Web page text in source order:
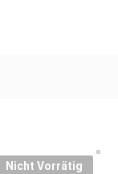
Nicht Vorrätig